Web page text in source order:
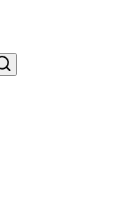
Search